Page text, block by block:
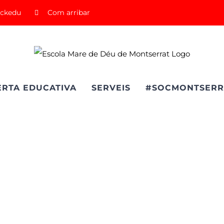
Com arribar
EDUCATIVA SERVEIS